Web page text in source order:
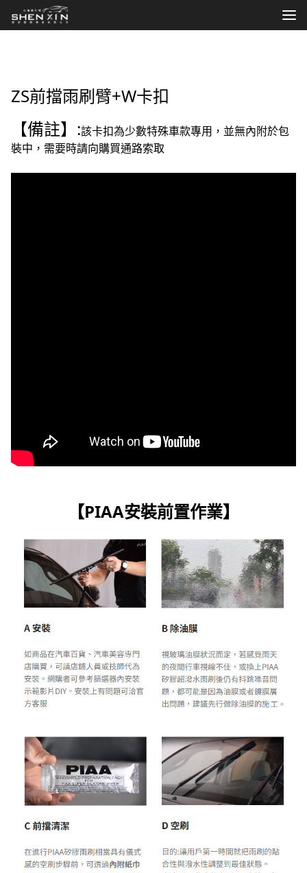
shenxin
最新消息
代理品牌
ZS前擋雨刷臂+W卡扣
【備註】:該卡扣為少數特殊車款專用，並無內附於包
裝中，需要時請向購買通路索取
【PIAA安裝前置作業】